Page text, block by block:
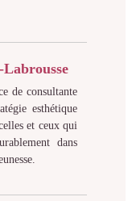
de consultante
esthétique
et ceux qui
dans